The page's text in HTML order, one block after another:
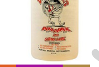
キーボード
管楽器